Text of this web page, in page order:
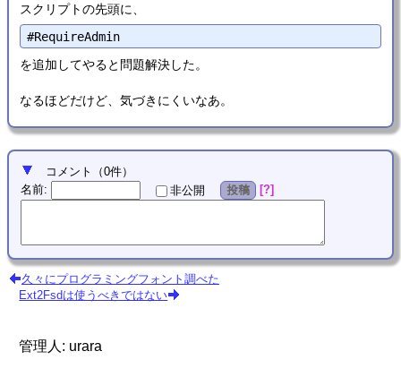
スクリプトの先頭に、
を追加してやると問題解決した。
なるほどだけど、気づきにくいなあ。
コメント （0件）
名前: 非公開 投稿 ?
久々にプログラミングフォント調べた
Ext2Fsdは使うべきではない
管理人: urara